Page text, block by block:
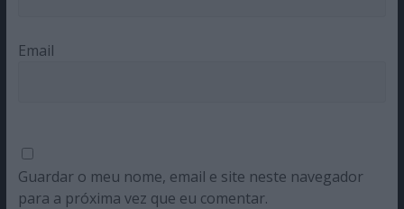
Email
Guardar o meu nome, email e site neste navegador
para a próxima vez que eu comentar.